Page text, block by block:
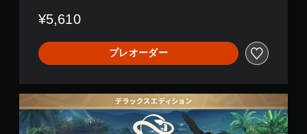
¥5,610
プレオーダー
ラ
ッ